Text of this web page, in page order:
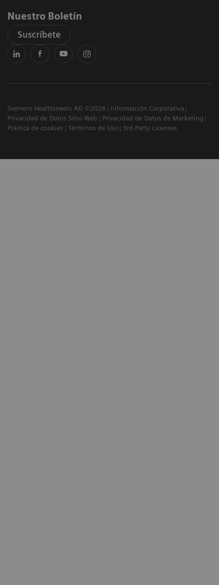
Nuestro Boletín
Suscríbete
Siemens Healthineers AG ©2026
Información Corporativa
Privacidad de Datos Sitio Web
Privacidad de Datos de Marketing
Política de cookies
Términos de Uso 3rd Party Licenses